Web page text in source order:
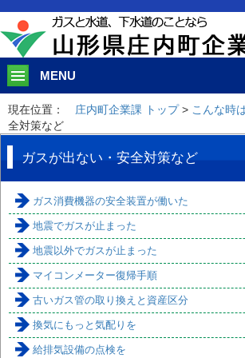
MENU
現在位置： 庄内町企業課 トップ> こんな時
全対策など
ガスが出ない・安全対策など
ガス消費機器の安全装置が働いた
地震でガスが止まった
地震以外でガスが止まった
マイコンメーター復帰手順
古いガス管の取り換えと資産区分
換気にもっと気配りを
給排気設備の点検を